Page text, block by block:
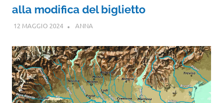
alla modifica del biglietto
12 MAGGIO 2024 ANNA